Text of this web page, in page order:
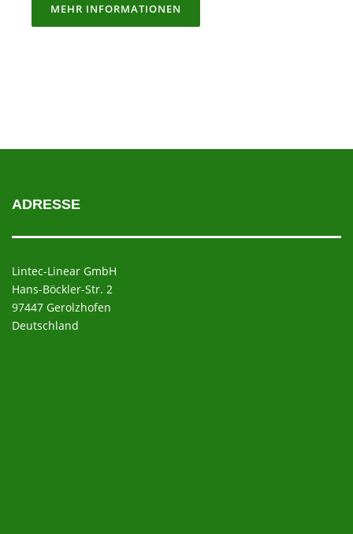
MEHR INFORMATIONEN
ADRESSE
Lintec-Linear GmbH
Hans-Böckler-Str. 2
97447 Gerolzhofen
Deutschland